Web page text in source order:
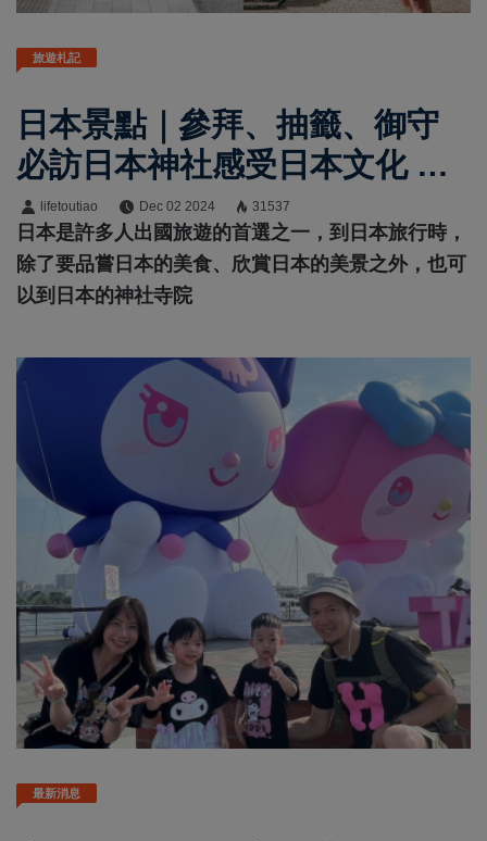
旅遊札記
日本景點｜參拜、抽籤、御守
必訪日本神社感受日本文化 祈
求神明保佑
lifetoutiao Dec 02 2024 31537
日本是許多人出國旅遊的首選之一，到日本旅行時，
除了要品嘗日本的美食、欣賞日本的美景之外，也可
以到日本的神社寺院
最新消息